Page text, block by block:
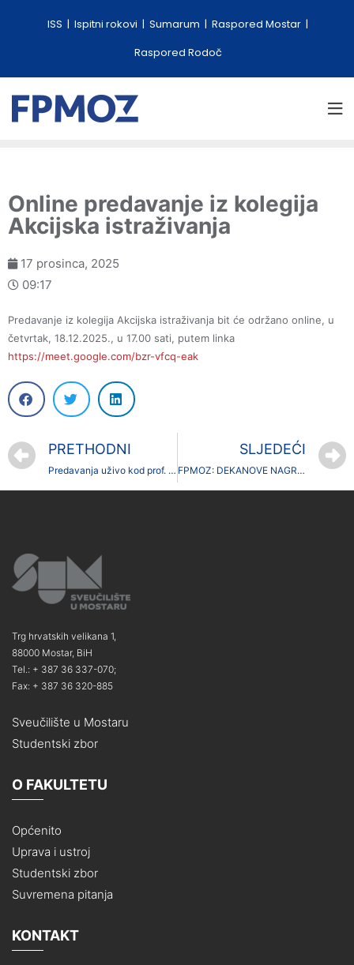
ISS Ispitni rokovi Sumarum
Raspored Mostar
Raspored Rodoč
Online predavanje iz kolegija
Akcijska istraživanja
17 prosinca, 2025
09:17
Predavanje iz kolegija Akcijska istraživanja bit će održano online, u
četvrtak, 18.12.2025., u 17.00 sati, putem linka
https://meet.google.com/bzr-vfcq-eak
PRETHODNI
Predavanja uživo kod prof. Zorana Primorca
SLJEDEĆI
FPMOZ: DEKANOVE NAGRADE NAJBOLJIM STUDENTIMA
Trg hrvatskih velikana 1,
88000 Mostar, BiH
Tel.: + 387 36 337-070;
Fax: + 387 36 320-885
Sveučilište u Mostaru
Studentski zbor
O FAKULTETU
Općenito
Uprava i ustroj
Studentski zbor
Suvremena pitanja
KONTAKT